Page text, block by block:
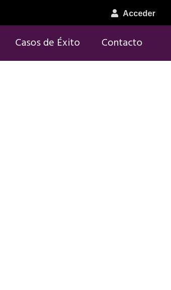
Acceder
Casos de Éxito Contacto